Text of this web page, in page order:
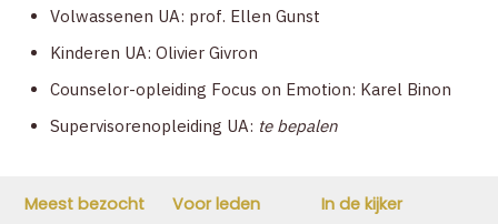
Volwassenen UA: prof. Ellen Gunst
Kinderen UA: Olivier Givron
Counselor-opleiding Focus on Emotion: Karel Binon
Supervisorenopleiding UA: te bepalen
Meest bezocht Voor leden In de kijker